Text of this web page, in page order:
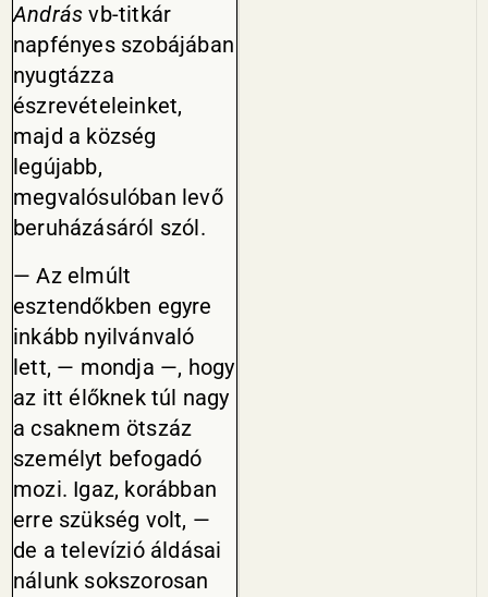
Andrásvb-titkár
napfényes szobájában
nyugtázza
észrevételeinket,
majd a község
legújabb,
megvalósulóban levő
beruházásáról szól.
— Az elmúlt
esztendőkben egyre
inkább nyilvánvaló
lett, — mondja —, hogy
az itt élőknek túl nagy
a csaknem ötszáz
személyt befogadó
mozi. Igaz, korábban
erre szükség volt, —
de a televízió áldásai
nálunk sokszorosan